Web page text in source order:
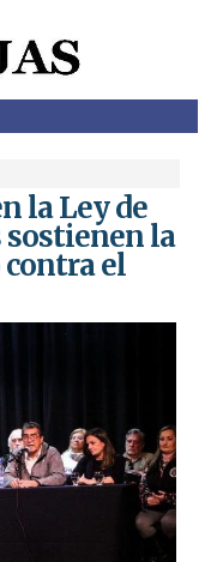
la Ley de
la
contra el